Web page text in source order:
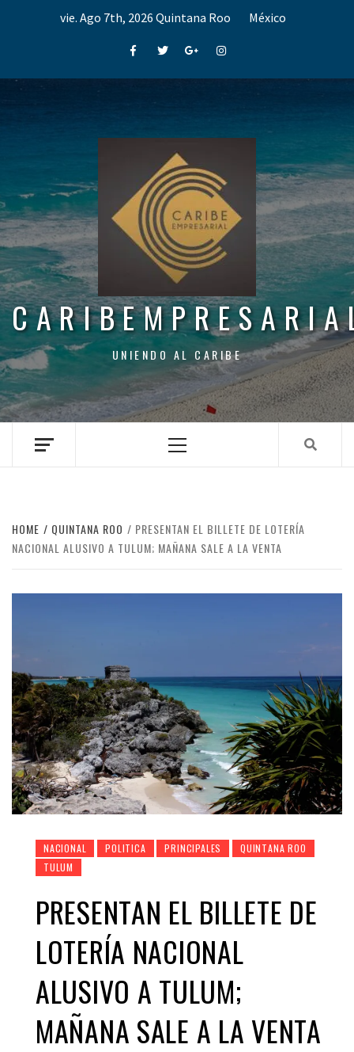
vie. Ago 7th, 2026 Quintana Roo México
FacebookTwitterGoogle+Instagram
UNIENDO AL CARIBE
Menu
HOME QUINTANA ROO
PRESENTAN EL BILLETE DE LOTERÍA
NACIONAL ALUSIVO A TULUM; MAÑANA SALE A LA VENTA
NACIONAL POLITICA PRINCIPALES
QUINTANA ROO
TULUM
PRESENTAN EL BILLETE DE
LOTERÍA NACIONAL
ALUSIVO A TULUM;
MAÑANA SALE A LA VENTA